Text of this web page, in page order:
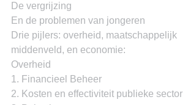
De vergrijzing
En de problemen van jongeren
Drie pijlers: overheid, maatschappelijk
middenveld, en economie:
Overheid
1. Financieel Beheer
2. Kosten en effectiviteit publieke sector